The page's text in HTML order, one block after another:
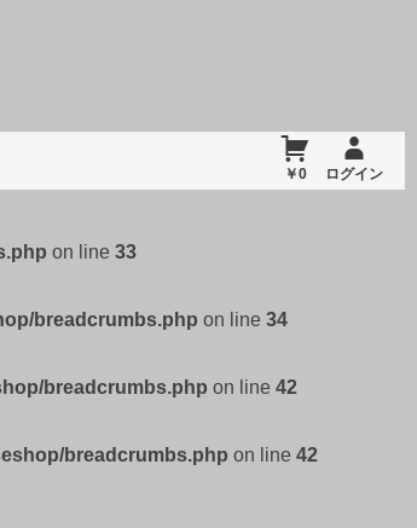
￥0 ログイン
on line 33
breadcrumbs.php on line 34
breadcrumbs.php on line 42
breadcrumbs.php on line 42